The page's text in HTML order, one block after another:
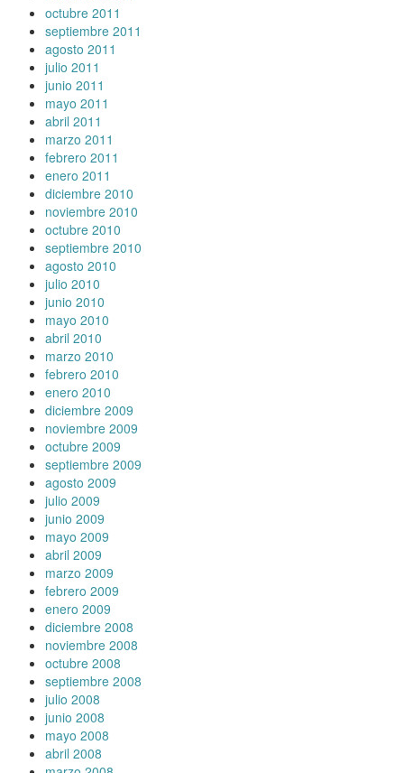
octubre 2011
septiembre 2011
agosto 2011
julio 2011
junio 2011
mayo 2011
abril 2011
marzo 2011
febrero 2011
enero 2011
diciembre 2010
noviembre 2010
octubre 2010
septiembre 2010
agosto 2010
julio 2010
junio 2010
mayo 2010
abril 2010
marzo 2010
febrero 2010
enero 2010
diciembre 2009
noviembre 2009
octubre 2009
septiembre 2009
agosto 2009
julio 2009
junio 2009
mayo 2009
abril 2009
marzo 2009
febrero 2009
enero 2009
diciembre 2008
noviembre 2008
octubre 2008
septiembre 2008
julio 2008
junio 2008
mayo 2008
abril 2008